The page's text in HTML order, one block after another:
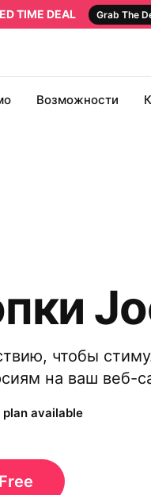
TIME DEAL Grab The
Возможности
чтобы
на ваш веб-
plan available